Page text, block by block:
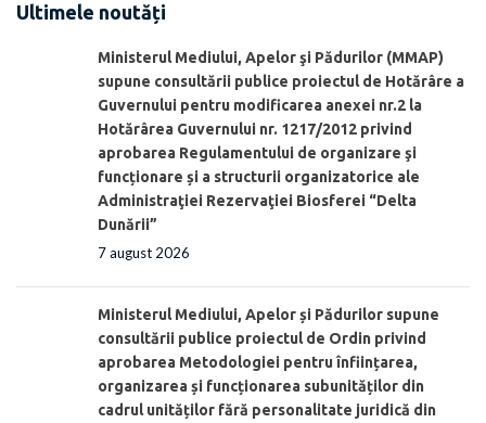
Ultimele noutăți
Ministerul Mediului, Apelor şi Pădurilor (MMAP)
supune consultării publice proiectul de Hotărâre a
Guvernului pentru modificarea anexei nr.2 la
Hotărârea Guvernului nr. 1217/2012 privind
aprobarea Regulamentului de organizare şi
funcționare și a structurii organizatorice ale
Administraţiei Rezervaţiei Biosferei “Delta
Dunării”
7 august 2026
Ministerul Mediului, Apelor și Pădurilor supune
consultării publice proiectul de Ordin privind
aprobarea Metodologiei pentru înființarea,
organizarea și funcționarea subunităților din
cadrul unităților fără personalitate juridică din